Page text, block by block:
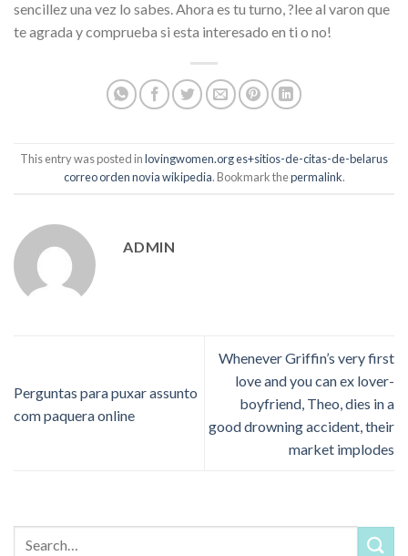
sencillez una vez lo sabes. Ahora es tu turno, ?lee al varon que
te agrada y comprueba si esta interesado en ti o no!
This entry was posted inlovingwomen.org es+sitios-de-citas-de-belarus
correo orden novia wikipedia. Bookmark thepermalink.
ADMIN
Perguntas para puxar assunto
com paquera online
Whenever Griffin’s very first
love and you can ex lover-
boyfriend, Theo, dies in a
good drowning accident, their
market implodes